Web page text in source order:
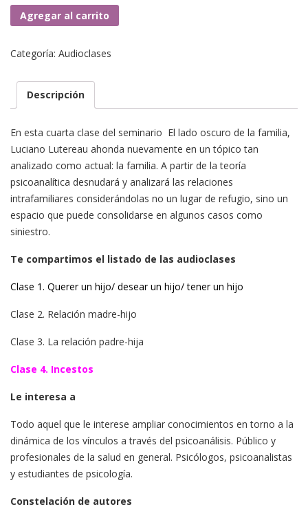
Clase
4.
cantidad
Agregar al carrito
Categoría: Audioclases
Descripción
En esta cuarta clase del seminario El lado oscuro de la familia,
Luciano Lutereau ahonda nuevamente en un tópico tan
analizado como actual: la familia. A partir de la teoría
psicoanalítica desnudará y analizará las relaciones
intrafamiliares considerándolas no un lugar de refugio, sino un
espacio que puede consolidarse en algunos casos como
siniestro.
Te compartimos el listado de las audioclases
Clase 1. Querer un hijo/ desear un hijo/ tener un hijo
Clase 2. Relación madre-hijo
Clase 3. La relación padre-hija
Clase 4. Incestos
Le interesa a
Todo aquel que le interese ampliar conocimientos en torno a la
dinámica de los vínculos a través del psicoanálisis. Público y
profesionales de la salud en general. Psicólogos, psicoanalistas
y estudiantes de psicología.
Constelación de autores